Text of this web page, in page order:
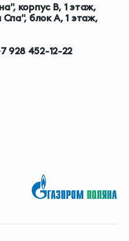
корпус В, 1 этаж,
Спа", блок А, 1 этаж,
928 452-12-22